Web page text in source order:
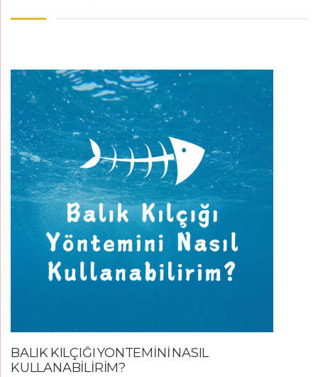
BALIK KILÇIĞI YÖNTEMİNİ NASIL
KULLANABİLİRİM?